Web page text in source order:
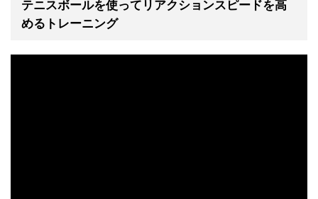
テニスボールを使ってリアクションスピードを高
めるトレーニング